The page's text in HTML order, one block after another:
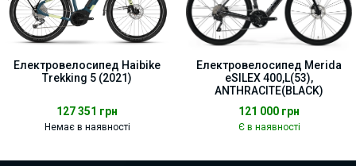
Електровелосипед Haibike
Trekking 5 (2021)
127 351 грн
Немає в наявності
Електровелосипед Merida
eSILEX 400,L(53),
ANTHRACITE(BLACK)
121 000 грн
Є в наявності